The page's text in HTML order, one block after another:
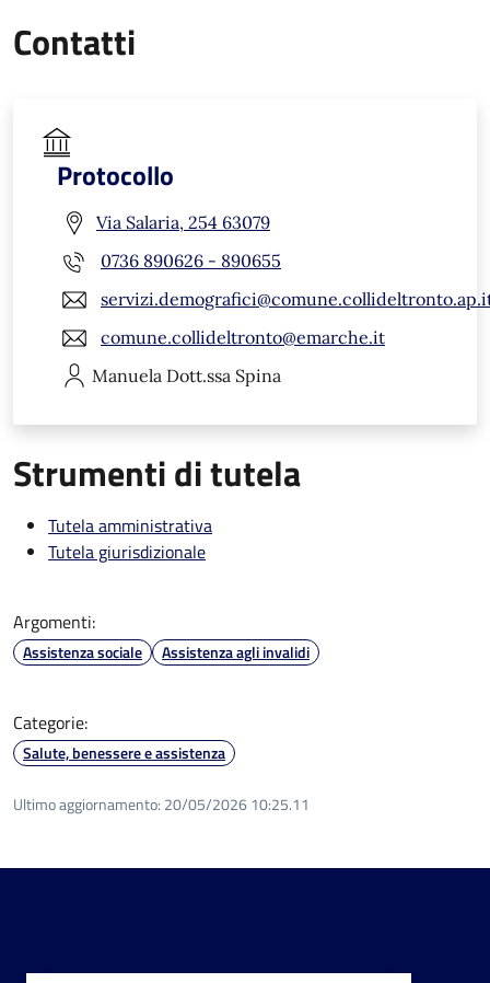
Contatti
Protocollo
Via Salaria, 254 63079
0736 890626 - 890655
comune.collideltronto@emarche.it
Manuela Dott.ssa Spina
Strumenti di tutela
Tutela amministrativa
Tutela giurisdizionale
Argomenti:
Assistenza sociale Assistenza agli invalidi
Categorie:
Salute, benessere e assistenza
Ultimo aggiornamento: 20/05/2026 10:25.11